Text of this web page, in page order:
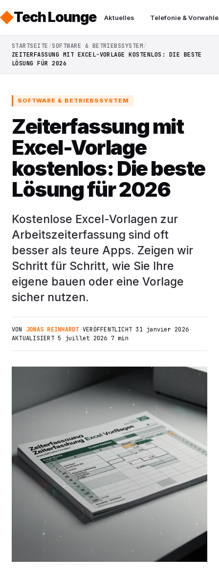
Tech Lounge Aktuelles Telefonie &
STARTSEITE SOFTWARE & BETRIEBSSYSTEM
ZEITERFASSUNG MIT EXCEL-VORLAGE KOSTENLOS: DIE BESTE
LÖSUNG FÜR 2026
SOFTWARE & BETRIEBSSYSTEM
Zeiterfassung mit
Excel-Vorlage
kostenlos: Die beste
Lösung für 2026
Kostenlose Excel-Vorlagen zur
Arbeitszeiterfassung sind oft
besser als teure Apps. Zeigen wir
Schritt für Schritt, wie Sie Ihre
eigene bauen oder eine Vorlage
sicher nutzen.
VON JONAS REINHARDT ·VERÖFFENTLICHT 31 janvier 2026·
AKTUALISIERT5 juillet 2026 ·7 min